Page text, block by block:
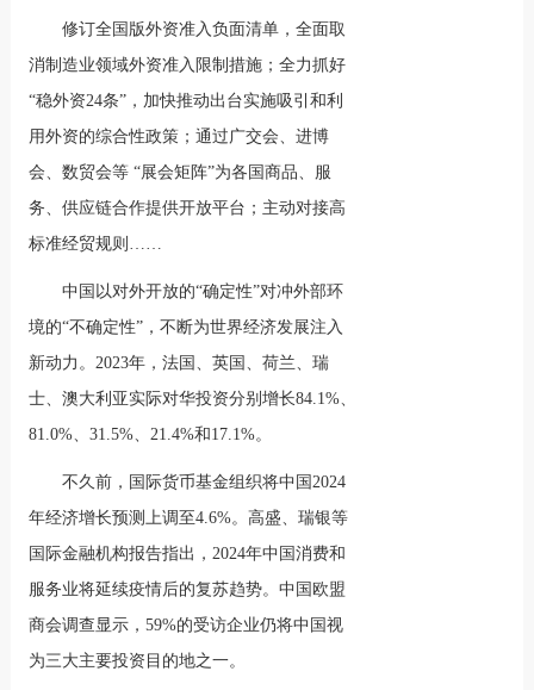
修订全国版外资准入负面清单，全面取
消制造业领域外资准入限制措施；全力抓好
“稳外资24条”，加快推动出台实施吸引和利
用外资的综合性政策；通过广交会、进博
会、数贸会等 “展会矩阵”为各国商品、服
务、供应链合作提供开放平台；主动对接高
标准经贸规则……
中国以对外开放的“确定性”对冲外部环
境的“不确定性”，不断为世界经济发展注入
新动力。2023年，法国、英国、荷兰、瑞
士、澳大利亚实际对华投资分别增长84.1%、
81.0%、31.5%、21.4%和17.1%。
不久前，国际货币基金组织将中国2024
年经济增长预测上调至4.6%。高盛、瑞银等
国际金融机构报告指出，2024年中国消费和
服务业将延续疫情后的复苏趋势。中国欧盟
商会调查显示，59%的受访企业仍将中国视
为三大主要投资目的地之一。